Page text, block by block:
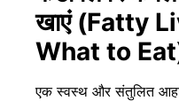
खाएं (Fatty
What to
एक स्वस्थ और संतुलित